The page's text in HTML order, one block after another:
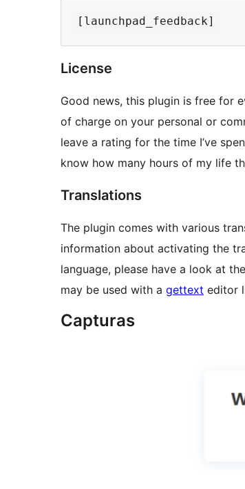
License
Good news, this plugin is free for
of charge on your personal or
leave a rating for the time I’ve
know how many hours of my life
Translations
The plugin comes with various
information about activating the
language, please have a look at
may be used with a gettext editor
Capturas